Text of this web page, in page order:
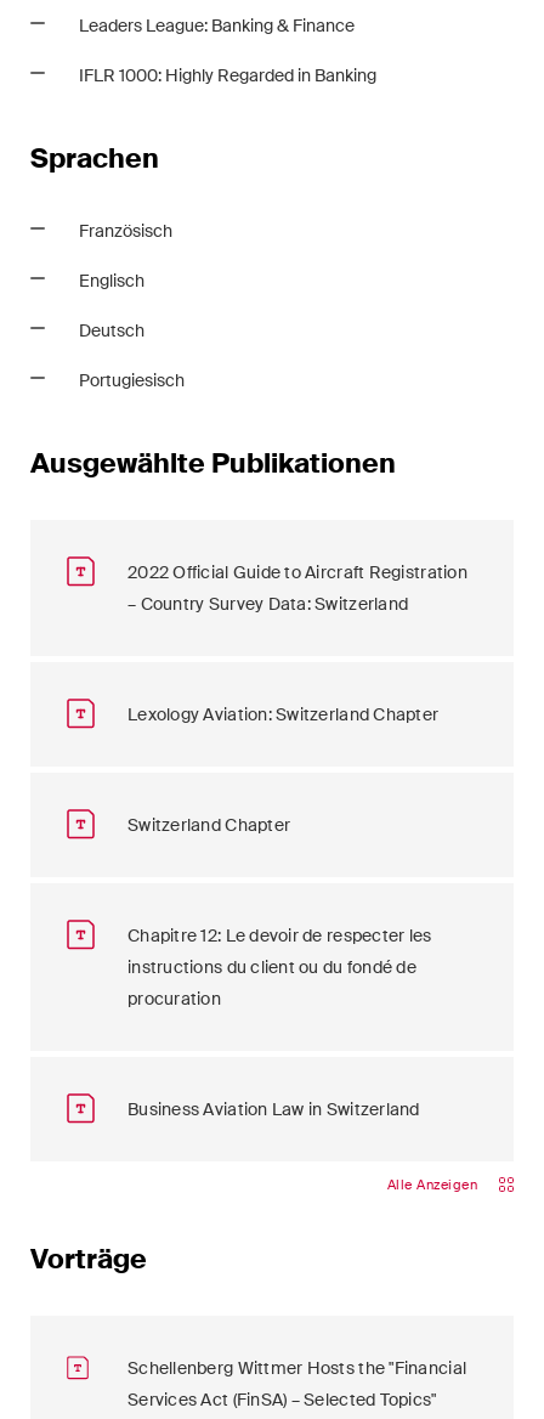
Leaders League: Banking & Finance
IFLR 1000: Highly Regarded in Banking
Sprachen
Französisch
Englisch
Deutsch
Portugiesisch
Ausgewählte Publikationen
2022 Official Guide to Aircraft Registration
– Country Survey Data: Switzerland
Lexology Aviation: Switzerland Chapter
Switzerland Chapter
Chapitre 12: Le devoir de respecter les
instructions du client ou du fondé de
procuration
Business Aviation Law in Switzerland
Alle Anzeigen
Vorträge
Schellenberg Wittmer Hosts the "Financial
Services Act (FinSA) – Selected Topics"